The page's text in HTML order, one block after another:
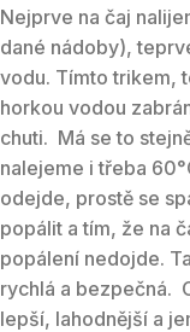
Nejprve na čaj
dané nádoby),
vodu. Tímto trikem,
horkou vodou
chuti. Má se to
nalejeme i třeba
odejde, prostě se
popálit a tím, že na
popálení nedojde.
rychlá a bezpečná.
lepší, lahodnější a